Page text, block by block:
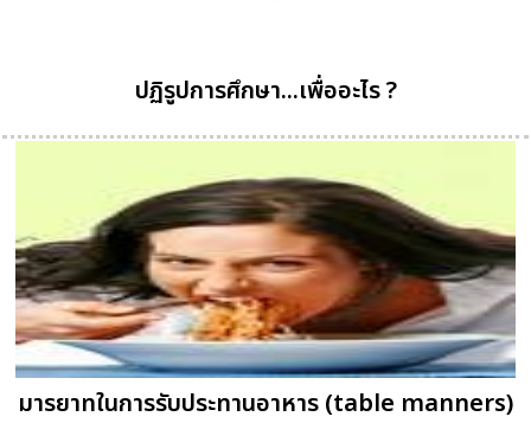
ปฏิรูปการศึกษา...เพื่ออะไร ?
มารยาทในการรับประทานอาหาร (table manners)